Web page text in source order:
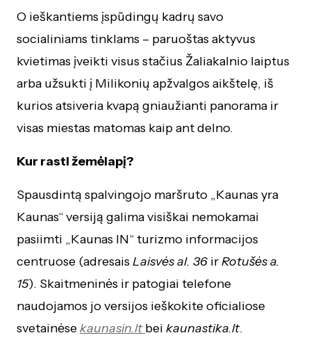
O ieškantiems įspūdingų kadrų savo
socialiniams tinklams – paruoštas aktyvus
kvietimas įveikti visus stačius Žaliakalnio laiptus
arba užsukti į Milikonių apžvalgos aikštelę, iš
kurios atsiveria kvapą gniaužianti panorama ir
visas miestas matomas kaip ant delno.
Kur rasti žemėlapį?
Spausdintą spalvingojo maršruto „Kaunas yra
Kaunas“ versiją galima visiškai nemokamai
pasiimti „Kaunas IN“ turizmo informacijos
centruose (adresais Laisvės al. 36 irRotušės a.
15). Skaitmeninės ir patogiai telefone
naudojamos jo versijos ieškokite oficialiose
svetainėsekaunasin.lt bei kaunastika.lt.